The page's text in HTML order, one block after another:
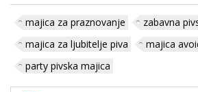
majica za praznovanje
zabavna
majica za ljubitelje piva
majica
party pivska majica